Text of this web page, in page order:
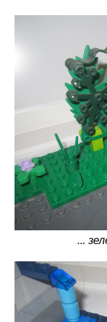
...